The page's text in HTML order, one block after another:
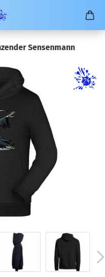
Sensenmann